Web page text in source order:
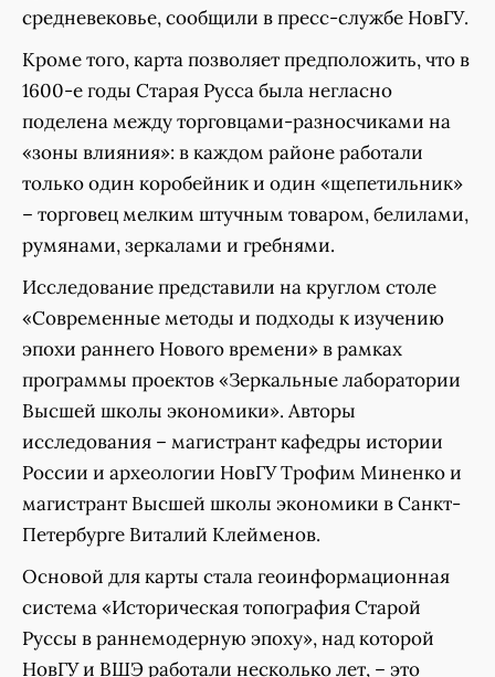
средневековье, сообщили в пресс-службе НовГУ.
Кроме того, карта позволяет предположить, что в
1600-е годы Старая Русса была негласно
поделена между торговцами-разносчиками на
«зоны влияния»: в каждом районе работали
только один коробейник и один «щепетильник»
– торговец мелким штучным товаром, белилами,
румянами, зеркалами и гребнями.
Исследование представили на круглом столе
«Современные методы и подходы к изучению
эпохи раннего Нового времени» в рамках
программы проектов «Зеркальные лаборатории
Высшей школы экономики». Авторы
исследования – магистрант кафедры истории
России и археологии НовГУ Трофим Миненко и
магистрант Высшей школы экономики в Санкт-
Петербурге Виталий Клейменов.
Основой для карты стала геоинформационная
система «Историческая топография Старой
Руссы в раннемодерную эпоху», над которой
НовГУ и ВШЭ работали несколько лет, – это